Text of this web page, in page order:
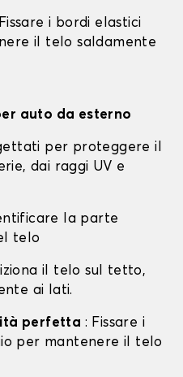
i bordi elastici
il telo saldamente
auto da esterno
per proteggere il
dai raggi UV e
la parte
telo
il telo sul tetto,
ai lati.
perfetta : Fissare i
per mantenere il telo